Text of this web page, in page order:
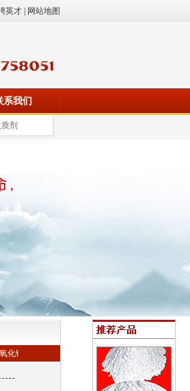
英才 网站地图
系我们
剂
化镁